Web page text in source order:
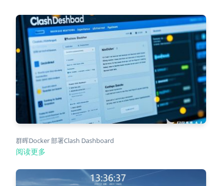
群晖Docker 部署Clash Dashboard
阅读更多